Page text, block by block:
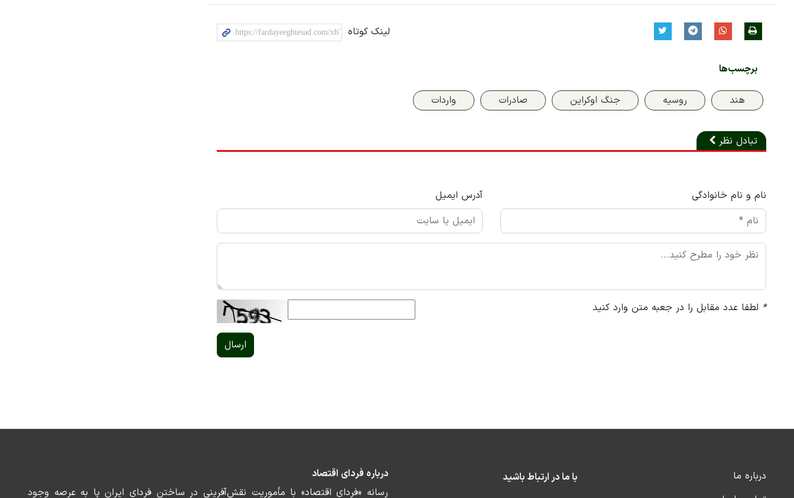
لینک کوتاه
برچسب‌ها
هند روسیه جنگ اوکراین صادرات واردات
تبادل نظر
نام و نام خانوادگی آدرس ایمیل
* لطفا عدد مقابل را در جعبه متن وارد کنید
ارسال
درباره ما
با ما در ارتباط باشید
درباره فردای اقتصاد
رسانه «فردای اقتصاد» با مأموریت نقش‌آفرینی در ساختن فردای ایران پا به عرصه وجود